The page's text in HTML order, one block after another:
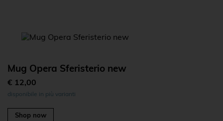
Mug Opera Sferisterio new
€ 12,00
disponibile in più varianti
Shop now